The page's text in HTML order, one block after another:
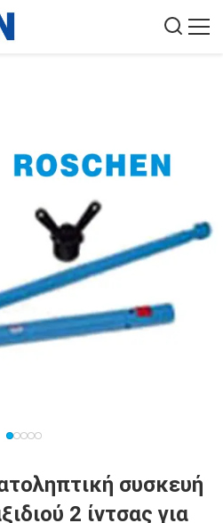
συσκευή
2 ίντσας για